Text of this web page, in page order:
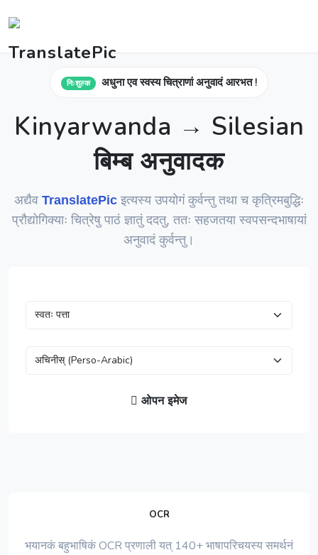
निःशुल्क अधुना एव स्वस्य चित्राणां अनुवादं आरभत !
Kinyarwanda → Silesian
बिम्ब अनुवादक
अद्यैव TranslatePic इत्यस्य उपयोगं कुर्वन्तु तथा च कृत्रिमबुद्धिः
प्रौद्योगिक्याः चित्रेषु पाठं ज्ञातुं ददतु, ततः सहजतया स्वपसन्दभाषायां
अनुवादं कुर्वन्तु।
ओपन इमेज
OCR
भयानकं बहुभाषिकं OCR प्रणाली यत् 140+ भाषापरिचयस्य समर्थनं